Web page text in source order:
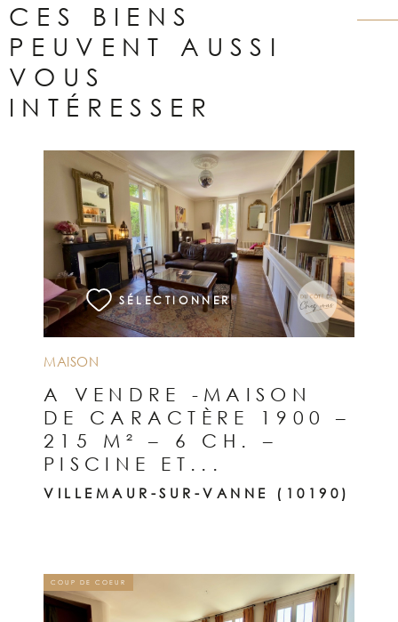
CES BIENS
PEUVENT AUSSI
VOUS
INTÉRESSER
MAISON
A VENDRE -MAISON
DE CARACTÈRE 1900 –
215 M² – 6 CH. –
PISCINE ET...
VILLEMAUR-SUR-VANNE (10190)
SÉLECTIONNER
VOIR LE BIEN
COUP DE COEUR